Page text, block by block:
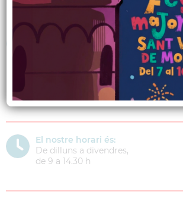
Ens trobareu a:
Av. Verge de Montserrat, s/n
08394 Sant Vicenç de Montalt
El nostre horari és:
De dilluns a divendres,
de 9 a 14.30 h